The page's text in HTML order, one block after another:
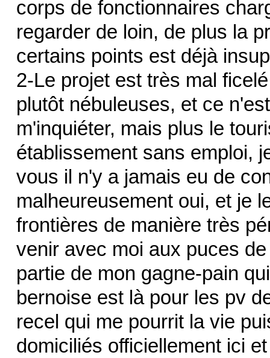
corps de fonctionnaires
regarder de loin, de plus la
certains points est déjà
2-Le projet est très mal
plutôt nébuleuses, et ce
m'inquiéter, mais plus le
établissement sans emploi,
vous il n'y a jamais eu de
malheureusement oui, et je
frontières de manière très
venir avec moi aux puces
partie de mon gagne-pain
bernoise est là pour les pv
recel qui me pourrit la vie
domiciliés officiellement ici